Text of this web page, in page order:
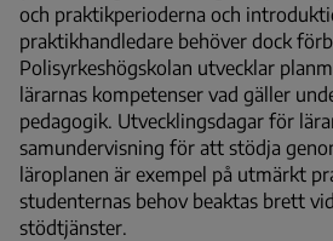
och praktikperioderna och
praktikhandledare behöver dock
Polisyrkeshögskolan utvecklar
lärarnas kompetenser vad gäller
pedagogik. Utvecklingsdagar för
samundervisning för att stödja
läroplanen är exempel på utmärkt
studenternas behov beaktas brett
stödtjänster.